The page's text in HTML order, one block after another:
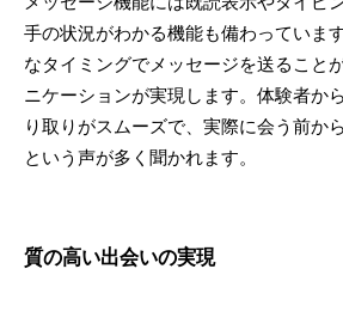
手の状況がわかる機能も備わっていま
なタイミングでメッセージを送ること
ニケーションが実現します。体験者か
り取りがスムーズで、実際に会う前か
という声が多く聞かれます。
質の高い出会いの実現